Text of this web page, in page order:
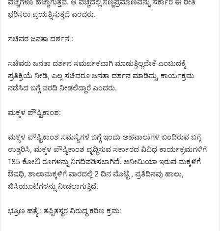
ಭರಿಸಲು ಪ್ರಯತ್ನಿಸುತ್ತದೆ ಎಂದರು.
ಸಚಿವರ ಜನತಾ ದರ್ಶನ :
ಸಚಿವರು ಜನತಾ ದರ್ಶನ ಸಮರ್ಪಕವಾಗಿ ಮಾಡುತ್ತಿಲ್ಲವೇಕೆ ಎಂಬುದಕ್ಕೆ
ಪ್ರತಿಕ್ರಿಯೆ ನೀಡಿ, ಎಲ್ಲ ಸಚಿವರೂ ಜನತಾ ದರ್ಶನ ಮಾಡಿದ್ದು, ಕಾರ್ಯಕ್ರಮ
ನಡೆಸಿದ ಬಗ್ಗೆ ವರದಿ ನೀಡಲಿದ್ದಾರೆ ಎಂದರು.
ಮಕ್ಕಳ ಪೌಷ್ಟಿಕಾಂಶ:
ಮಕ್ಕಳ ಪೌಷ್ಟಿಕಾಂಶ ಸಮಸ್ಯೆಗಳ ಬಗ್ಗೆ ಇಂದು ಅಹವಾಲುಗಳ ಬಂದಿರುವ ಬಗ್ಗೆ
ಉತ್ತರಿಸಿ, ಮಕ್ಕಳ ಪೌಷ್ಠಿಕಾಂಶ ವೃದ್ಧಿಸುವ ಸರ್ಕಾರದ ವಿವಿಧ ಕಾರ್ಯಕ್ರಮಗಳಿಗೆ
185 ಕೋಟಿ ರೂಗಳನ್ನು ನಿಗದಿಪಡಿಸಲಾಗಿದೆ. ಅನೀಮಿಯಾ ಇರುವ ಮಕ್ಕಳಿಗೆ
ಔಷಧಿ, ಶಾಲಾಮಕ್ಕಳಿಗೆ ವಾರದಲ್ಲಿ 2 ದಿನ ಮೊಟ್ಟೆ , ಪ್ರತಿದಿನವು ಹಾಲು,
ಬಿಸಿಯೂಟಗಳನ್ನು ನೀಡಲಾಗುತ್ತಿದೆ.
ಭ್ರೂಣ ಹತ್ಯೆ : ತಪ್ಪಿತಸ್ಥರ ವಿರುದ್ಧ ಕಠಿಣ ಕ್ರಮ: